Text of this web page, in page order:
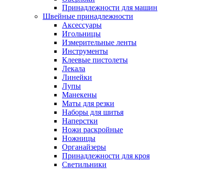
Принадлежности для машин
Швейные принадлежности
Аксессуары
Игольницы
Измерительные ленты
Инструменты
Клеевые пистолеты
Лекала
Линейки
Лупы
Манекены
Маты для резки
Наборы для шитья
Наперстки
Ножи раскройные
Ножницы
Органайзеры
Принадлежности для кроя
Светильники